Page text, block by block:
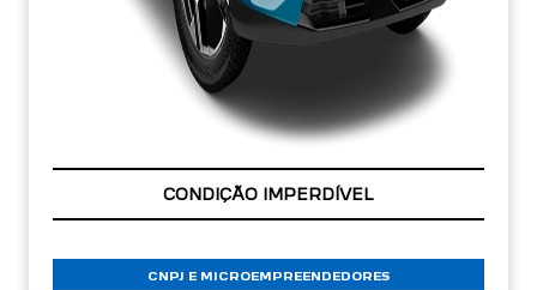
APROVEITE!
CNPJ E MICROEMPREENDEDORES